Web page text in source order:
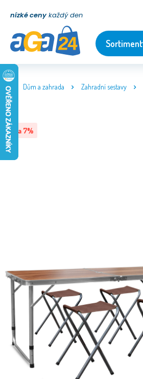
nízké ceny každý den
Sortiment
Dům a zahrada Zahradní sestavy
Sleva 7%